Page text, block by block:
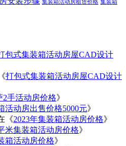
集装箱活动房租赁价格 集装箱
包式集装箱活动房屋CAD设计
打包式集装箱活动房屋CAD设计
2手活动房价格》
活动房出售价格5000元》
《2023年集装箱活动房价格》
米集装箱活动房价格》
箱活动房价格》